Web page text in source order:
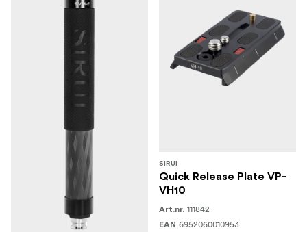
SIRUI
Quick Release Plate VP-
VH10
Art.nr. 111842
EAN 6952060010953